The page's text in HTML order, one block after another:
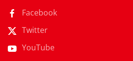
Facebook
Twitter
YouTube